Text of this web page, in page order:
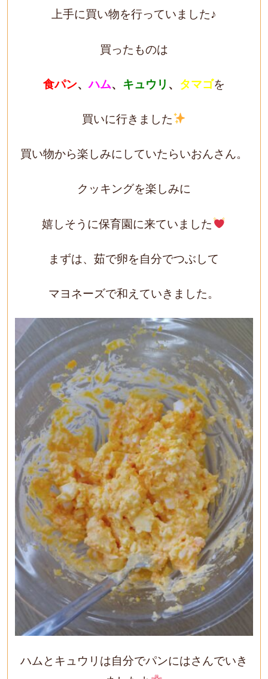
上手に買い物を行っていました♪
買ったものは
食パン、ハム、 キュウリ 、 タマゴを
買いに行きました
買い物から楽しみにしていたらいおんさん。
クッキングを楽しみに
嬉しそうに保育園に来ていました
まずは、茹で卵を自分でつぶして
マヨネーズで和えていきました。
ハムとキュウリは自分でパンにはさんでいき